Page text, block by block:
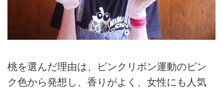
桃を選んだ理由は、ピンクリボン運動のピン
ク色から発想し、香りがよく、女性にも人気